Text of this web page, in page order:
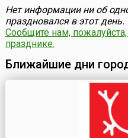
Нет информации ни об
праздновался в этот день.
Сообщите нам,
празднике.
Ближайшие дни